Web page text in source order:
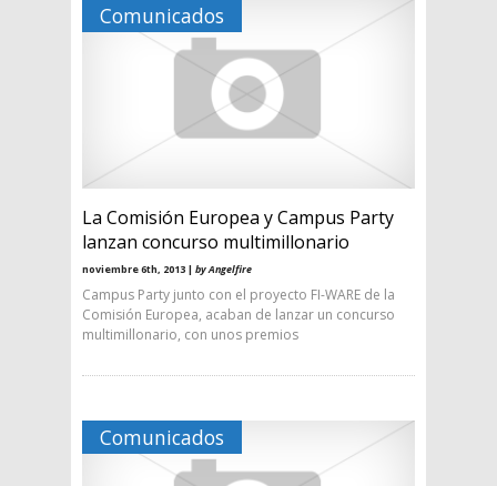
Comunicados
La Comisión Europea y Campus Party
lanzan concurso multimillonario
noviembre 6th, 2013 | by Angelfire
Campus Party junto con el proyecto FI-WARE de la
Comisión Europea, acaban de lanzar un concurso
multimillonario, con unos premios
Comunicados